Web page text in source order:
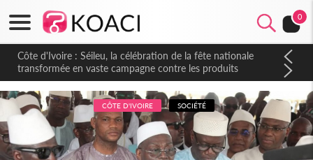
0
Côte d'Ivoire : Séileu, la célébration de la fête nationale
transformée en vaste campagne contre les produits
dépigmentants dangereux
CÔTE D'IVOIRE SOCIÉTÉ